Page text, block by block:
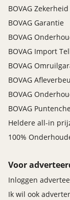
BOVAG Zekerheid
BOVAG Garantie
BOVAG
BOVAG Import
BOVAG
BOVAG
BOVAG
BOVAG
Heldere all-in
100%
Voor
Inloggen
Ik wil ook